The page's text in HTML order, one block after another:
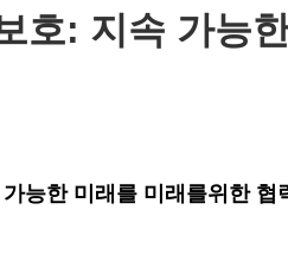
호: 지속 가능
능한 미래를 미래를위한 협